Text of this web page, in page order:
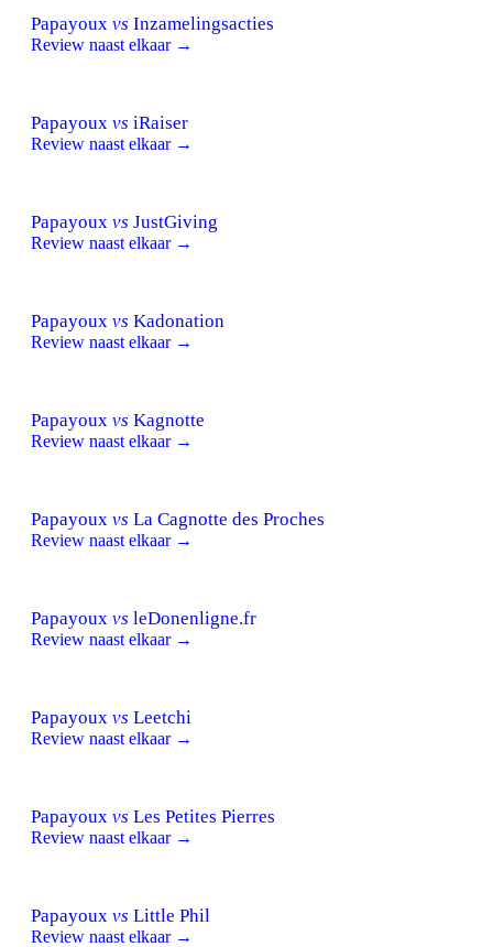
Papayoux vs Inzamelingsacties
Review naast elkaar →
Papayoux vs iRaiser
Review naast elkaar →
Papayoux vs JustGiving
Review naast elkaar →
Papayoux vs Kadonation
Review naast elkaar →
Papayoux vs Kagnotte
Review naast elkaar →
Papayoux vs La Cagnotte des Proches
Review naast elkaar →
Papayoux vs leDonenligne.fr
Review naast elkaar →
Papayoux vs Leetchi
Review naast elkaar →
Papayoux vs Les Petites Pierres
Review naast elkaar →
Papayoux vs Little Phil
Review naast elkaar →